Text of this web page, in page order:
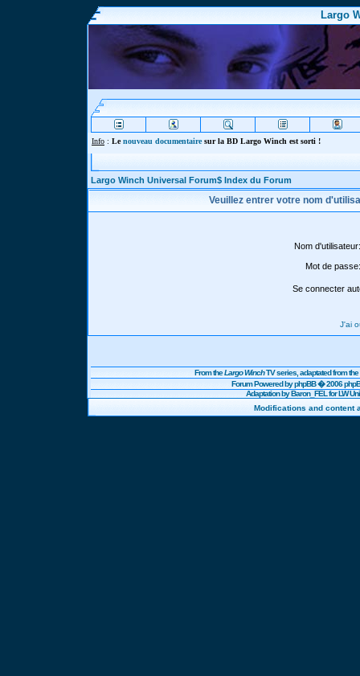
Largo
Info : Lenouveau documentairesur la BD Largo Winch est sorti !
Largo Winch Universal Forum$ Index du Forum
Veuillez entrer votre nom
Nom d'utilisateur:
Mot de passe:
Se connecter
J'ai
From theLargo WinchTV series, adaptated from
Forum Powered byphpBB� 2006
Adaptation by Baron_FEL for LW
Modifications and content